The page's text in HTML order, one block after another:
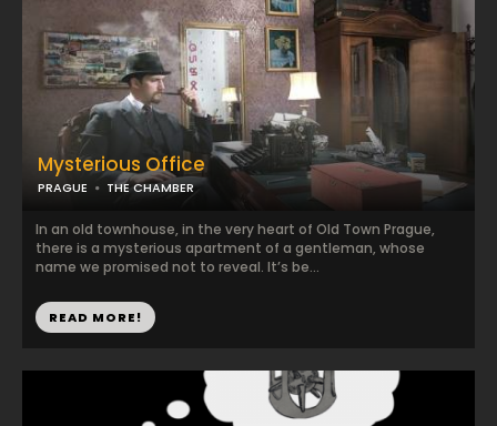
Mysterious Office
PRAGUE THE CHAMBER
In an old townhouse, in the very heart of Old Town Prague,
there is a mysterious apartment of a gentleman, whose
name we promised not to reveal. It’s be...
READ MORE!